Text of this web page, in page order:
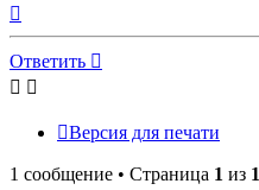
началу
Ответить
Версия для печати
1 сообщение • Страница 1 из 1